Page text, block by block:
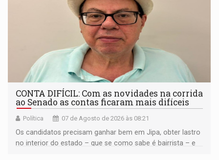
CONTA DIFÍCIL: Com as novidades na corrida
ao Senado as contas ficaram mais difíceis
Política 07 de Agosto de 2026 às 08:21
Os candidatos precisam ganhar bem em Jipa, obter lastro
no interior do estado – que se como sabe é bairrista – e